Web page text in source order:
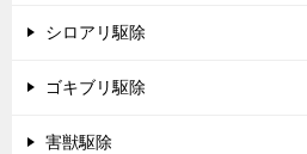
シロアリ駆除
ゴキブリ駆除
害獣駆除